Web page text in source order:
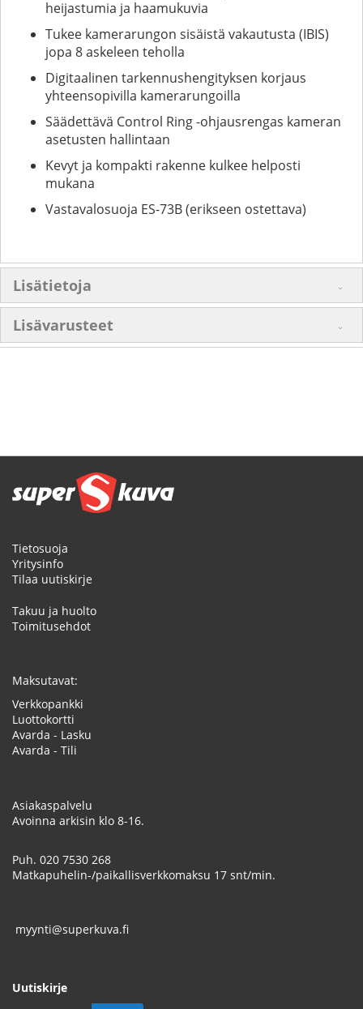
heijastumia ja haamukuvia
Tukee kamerarungon sisäistä vakautusta (IBIS)
jopa 8 askeleen teholla
Digitaalinen tarkennushengityksen korjaus
yhteensopivilla kamerarungoilla
Säädettävä Control Ring -ohjausrengas kameran
asetusten hallintaan
Kevyt ja kompakti rakenne kulkee helposti
mukana
Vastavalosuoja ES-73B (erikseen ostettava)
Lisätietoja
Lisävarusteet
Tietosuoja
Yritysinfo
Tilaa uutiskirje
Takuu ja huolto
Toimitusehdot
Maksutavat:
Verkkopankki
Luottokortti
Avarda - Lasku
Avarda - Tili
Asiakaspalvelu
Avoinna arkisin klo 8-16.
Puh. 020 7530 268
Matkapuhelin-/paikallisverkkomaksu 17 snt/min.
myynti@superkuva.fi
Uutiskirje